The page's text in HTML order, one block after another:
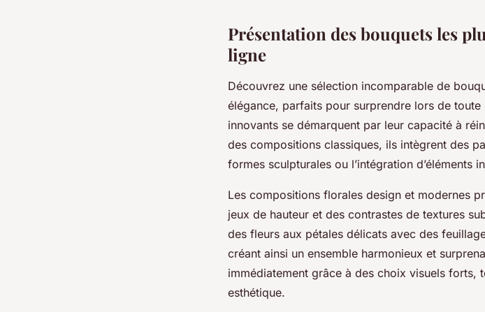
Présentation des bouquets les
ligne
Découvrez une sélection incomparable de
élégance, parfaits pour surprendre lors de
innovants se démarquent par leur capacité à
des compositions classiques, ils intègrent des
formes sculpturales ou l’intégration d’éléments
Les compositions florales design et modernes
jeux de hauteur et des contrastes de textures
des fleurs aux pétales délicats avec des
créant ainsi un ensemble harmonieux et
immédiatement grâce à des choix visuels forts,
esthétique.